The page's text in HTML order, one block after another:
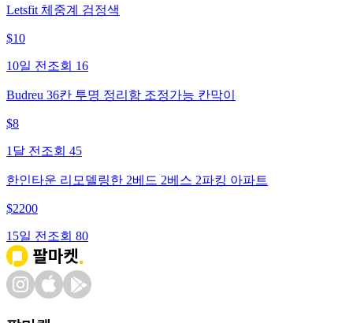
Letsfit 체중계 검정색
$10
10일 전 조회 16
Budreu 36칸 투명 정리함 조정가능 칸막이
$8
1달 전 조회 45
한인타운 리모델링한 2베드 2베스 2파킹 아파트
$2200
15일 전 조회 80